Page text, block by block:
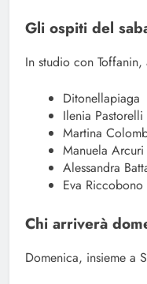
Gli ospiti del
In studio con Toffanin,
Ditonellapiaga
Ilenia Pastorelli
Martina
Manuela Arcuri
Alessandra
Eva Riccobono
Chi arriverà
Domenica, insieme a